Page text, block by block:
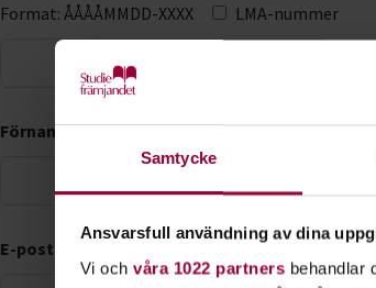
Samtycke
Ansvarsfull användning av dina
Vi och våra 1022 partners behandlar
Format: ÅÅÅÅMMDD-XXXX
LMA-nummer
Förnamn *
E-postadress *